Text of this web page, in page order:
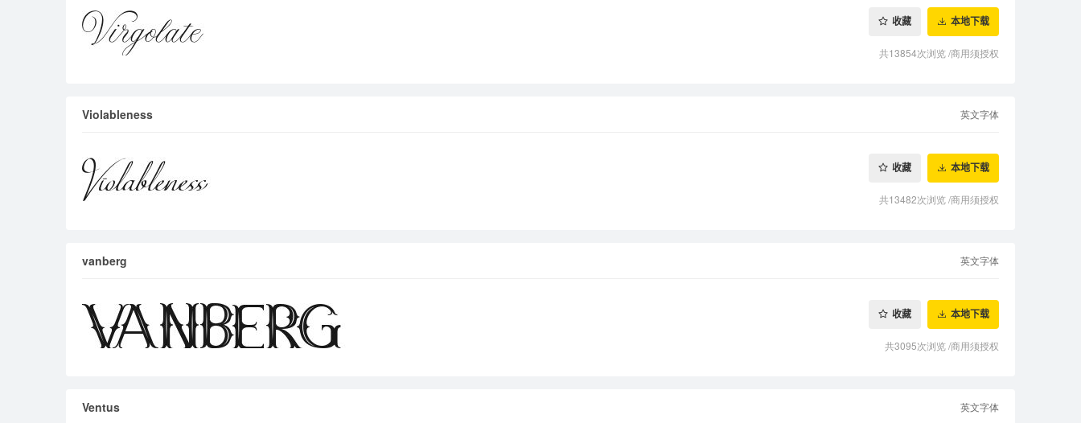
收藏 本地下载
共13854次浏览/商用须授权
Violableness 英文字体
收藏 本地下载
共13482次浏览/商用须授权
vanberg 英文字体
收藏 本地下载
共3095次浏览/商用须授权
Ventus 英文字体